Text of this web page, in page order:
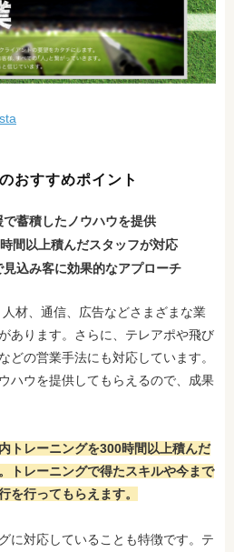
おすすめポイント
蓄積したノウハウを提供
間以上積んだスタッフが対応
込み客に効果的なアプローチ
材、通信、広告などさまざまな業
あります。さらに、テレアポや飛び
どの営業手法にも対応しています。
ハウを提供してもらえるので、成果
トレーニングを300時間以上積んだ
トレーニングで得たスキルや今まで
を行ってもらえます。
に対応していることも特徴です。テ